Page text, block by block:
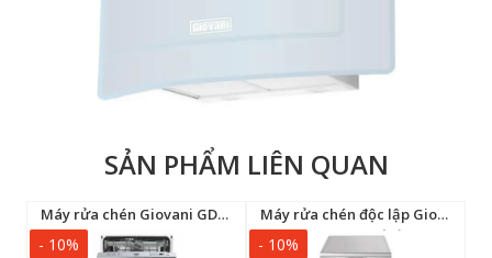
SẢN PHẨM LIÊN QUAN
Máy rửa chén Giovani GD-STX3CL
- 10%
Máy rửa chén độc lập Giovani GD-LVS375SX
- 10%